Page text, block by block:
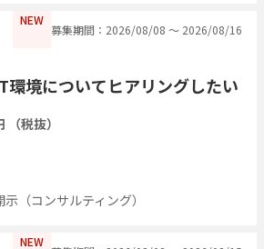
NEW
募集期間：2026/08/08 〜 2026/08/16
環境についてヒアリングしたい
税抜）
（コンサルティング）
NEW